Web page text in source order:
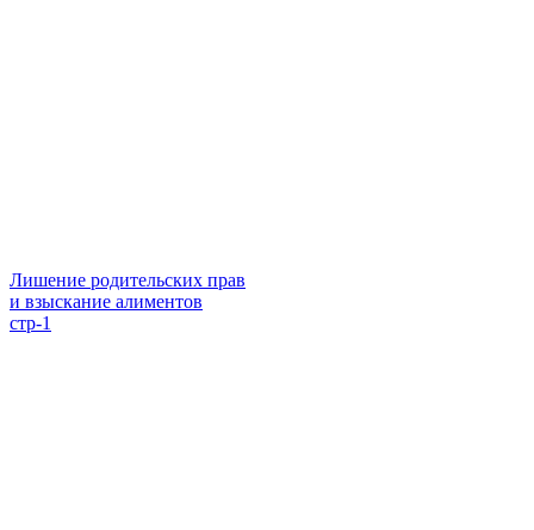
Лишение родительских прав
и взыскание алиментов
стр-1